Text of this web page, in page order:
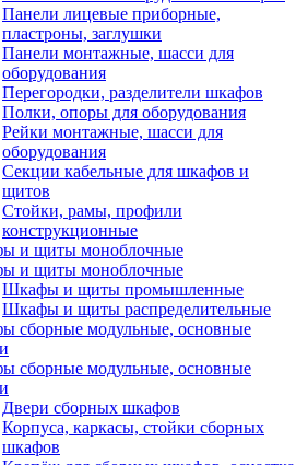
Панели лицевые приборные,
пластроны, заглушки
Панели монтажные, шасси для
оборудования
Перегородки, разделители шкафов
Полки, опоры для оборудования
Рейки монтажные, шасси для
оборудования
Секции кабельные для шкафов и
щитов
Стойки, рамы, профили
конструкционные
и щиты моноблочные
и щиты моноблочные
Шкафы и щиты промышленные
Шкафы и щиты распределительные
сборные модульные, основные
сборные модульные, основные
Двери сборных шкафов
Корпуса, каркасы, стойки сборных
шкафов